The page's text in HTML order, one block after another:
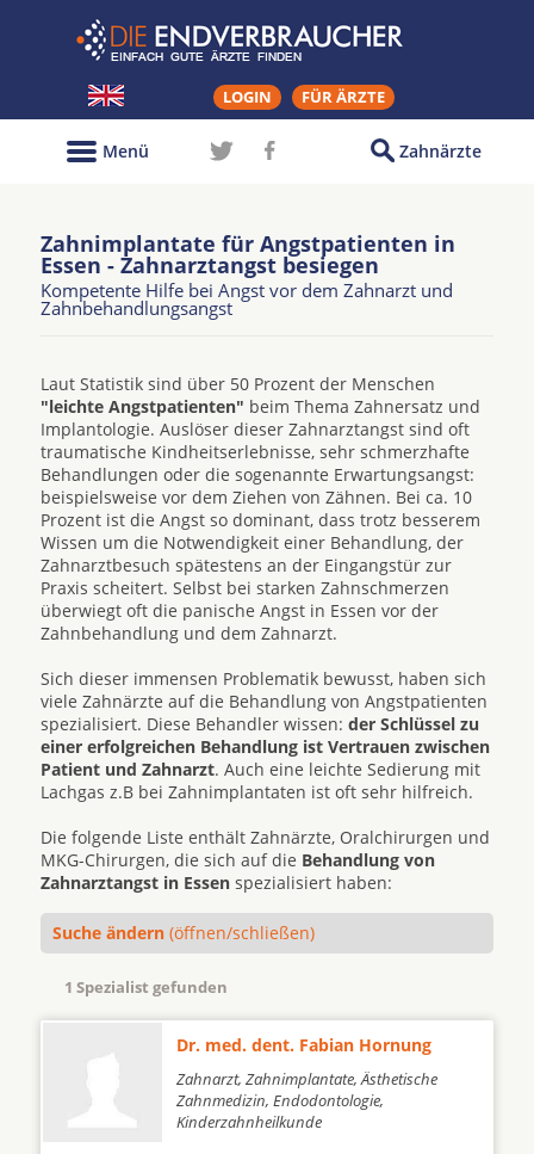
LOGIN FÜR ÄRZTE
Zahnärzte
Menü
Zahnimplantate für Angstpatienten in
Essen - Zahnarztangst besiegen
Kompetente Hilfe bei Angst vor dem Zahnarzt und
Zahnbehandlungsangst
Laut Statistik sind über 50 Prozent der Menschen
"leichte Angstpatienten" beim Thema Zahnersatz und
Implantologie. Auslöser dieser Zahnarztangst sind oft
traumatische Kindheitserlebnisse, sehr schmerzhafte
Behandlungen oder die sogenannte Erwartungsangst:
beispielsweise vor dem Ziehen von Zähnen. Bei ca. 10
Prozent ist die Angst so dominant, dass trotz besserem
Wissen um die Notwendigkeit einer Behandlung, der
Zahnarztbesuch spätestens an der Eingangstür zur
Praxis scheitert. Selbst bei starken Zahnschmerzen
überwiegt oft die panische Angst in Essen vor der
Zahnbehandlung und dem Zahnarzt.
Sich dieser immensen Problematik bewusst, haben sich
viele Zahnärzte auf die Behandlung von Angstpatienten
spezialisiert. Diese Behandler wissen: der Schlüssel zu
einer erfolgreichen Behandlung ist Vertrauen zwischen
Patient und Zahnarzt. Auch eine leichte Sedierung mit
Lachgas z.B bei Zahnimplantaten ist oft sehr hilfreich.
Die folgende Liste enthält Zahnärzte, Oralchirurgen und
MKG-Chirurgen, die sich auf die Behandlung von
Zahnarztangst in Essen spezialisiert haben:
Suche ändern (öffnen/schließen)
1 Spezialist gefunden
Dr. med. dent. Fabian Hornung
Zahnarzt, Zahnimplantate, Ästhetische
Zahnmedizin, Endodontologie,
Kinderzahnheilkunde